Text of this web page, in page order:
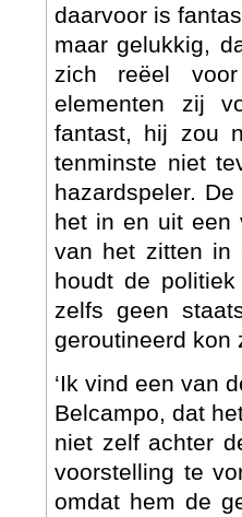
daarvoor is
maar gelukkig,
zich reëel
elementen zij
fantast, hij zou
tenminste niet
hazardspeler.
het in en uit een
van het zitten in
houdt de
zelfs geen
geroutineerd kon
‘Ik vind een van
Belcampo, dat
niet zelf achter
voorstelling te
omdat hem de